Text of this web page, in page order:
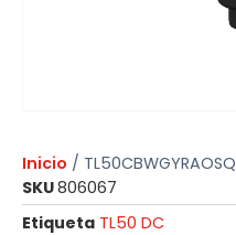
Inicio / TL50CBWGYRAOSQ
SKU806067
Etiqueta TL50 DC